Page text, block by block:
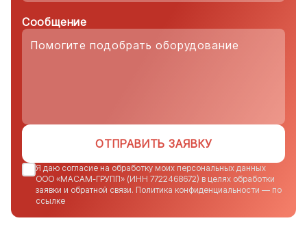
Сообщение
ОТПРАВИТЬ ЗАЯВКУ
Я даю согласие на обработку моих персональных данных
ООО «МАСАМ-ГРУПП» (ИНН 7722468672) в целях обработки
заявки и обратной связи. Политика конфиденциальности — по
ссылке